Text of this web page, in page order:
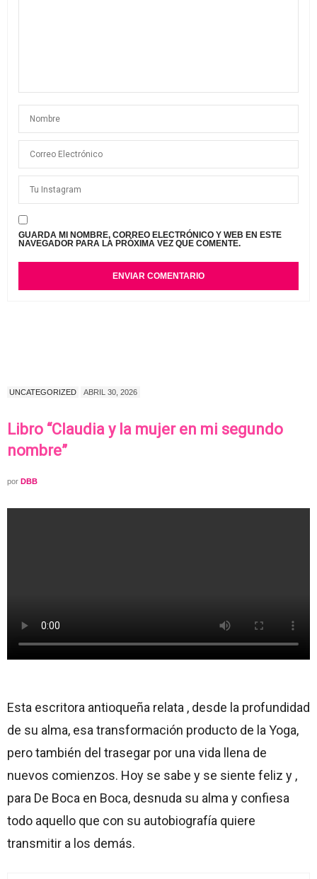
GUARDA MI NOMBRE, CORREO ELECTRÓNICO Y WEB EN ESTE
NAVEGADOR PARA LA PRÓXIMA VEZ QUE COMENTE.
UNCATEGORIZED ABRIL 30, 2026
Libro “Claudia y la mujer en mi segundo
nombre”
por DBB
Esta escritora antioqueña relata , desde la profundidad
de su alma, esa transformación producto de la Yoga,
pero también del trasegar por una vida llena de
nuevos comienzos. Hoy se sabe y se siente feliz y ,
para De Boca en Boca, desnuda su alma y confiesa
todo aquello que con su autobiografía quiere
transmitir a los demás.